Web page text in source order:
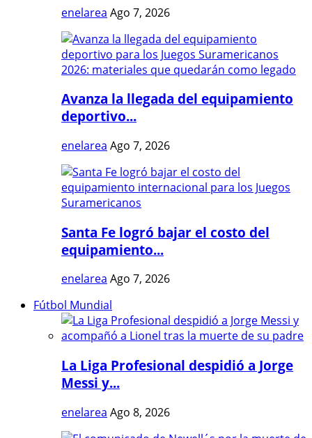
enelarea Ago 7, 2026
Avanza la llegada del equipamiento
deportivo...
enelarea Ago 7, 2026
Santa Fe logró bajar el costo del
equipamiento...
enelarea Ago 7, 2026
Fútbol Mundial
La Liga Profesional despidió a Jorge
Messi y...
enelarea Ago 8, 2026